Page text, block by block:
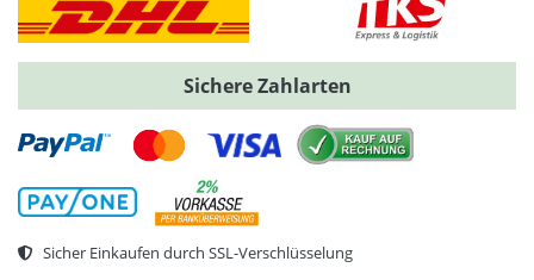
Sichere Zahlarten
Sicher Einkaufen durch SSL-Verschlüsselung